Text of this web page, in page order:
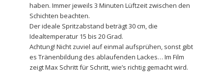
haben. Immer jeweils 3 Minuten Lüftzeit zwischen den
Schichten beachten.
Der ideale Spritzabstand beträgt 30 cm, die
Idealtemperatur 15 bis 20 Grad.
Achtung! Nicht zuviel auf einmal aufsprühen, sonst gibt
es Tränenbildung des ablaufenden Lackes… Im Film
zeigt Max Schritt für Schritt, wie’s richtig gemacht wird.